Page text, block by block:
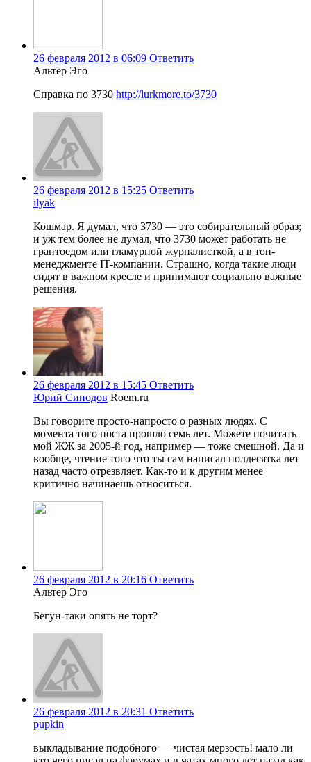
26 февраля 2012 в 06:09 Ответить
Альтер Эго
Справка по 3730 http://lurkmore.to/3730
26 февраля 2012 в 15:25 Ответить
ilyak
Кошмар. Я думал, что 3730 — это собирательный образ;
и уж тем более не думал, что 3730 может работать не
грантоедом или гламурной журналисткой, а в топ-
менеджменте IT-компании. Страшно, когда такие люди
сидят в важном кресле и принимают социально важные
решения.
26 февраля 2012 в 15:45 Ответить
Юрий Синодов Roem.ru
Вы говорите просто-напросто о разных людях. С
момента того поста прошло семь лет. Можете почитать
мой ЖЖ за 2005-й год, например — тоже смешной. Да и
вообще, чтение того что ты сам написал полдесятка лет
назад часто отрезвляет. Как-то и к другим менее
критично начинаешь относиться.
26 февраля 2012 в 20:16 Ответить
Альтер Эго
Бегун-таки опять не торт?
26 февраля 2012 в 20:31 Ответить
pupkin
выкладывание подобного — чистая мерзость! мало ли